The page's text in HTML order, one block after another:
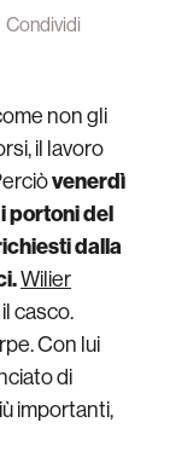
Condividi
non gli
il lavoro
venerdì
portoni del
dalla
Wilier
casco.
Con lui
di
importanti,